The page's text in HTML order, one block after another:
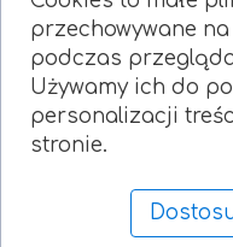
małych
przechowywane
podczas
Używamy ich do
personalizacji
stronie.